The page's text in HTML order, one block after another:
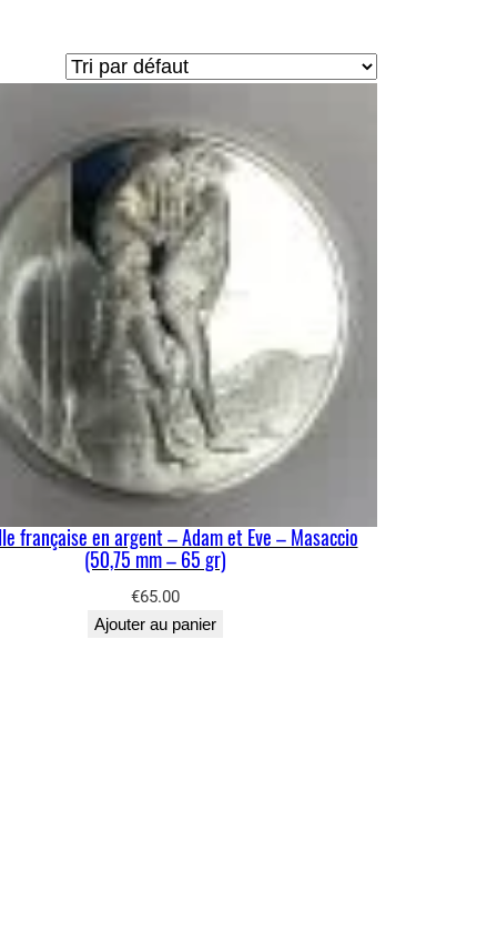
française en argent – Adam et Eve – Masaccio
(50,75 mm – 65 gr)
€65.00
Ajouter au panier